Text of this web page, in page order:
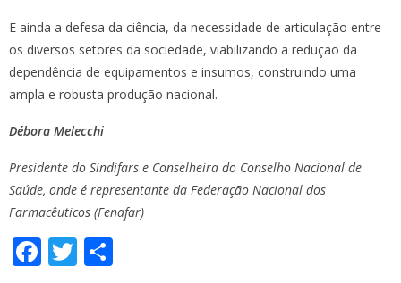
E ainda a defesa da ciência, da necessidade de articulação entre
os diversos setores da sociedade, viabilizando a redução da
dependência de equipamentos e insumos, construindo uma
ampla e robusta produção nacional.
Débora Melecchi
Presidente do Sindifars e Conselheira do Conselho Nacional de
Saúde, onde é representante da Federação Nacional dos
Farmacêuticos (Fenafar)
F T